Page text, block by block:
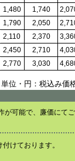
1,480 1,740
1,790 2,050
2,110 2,370
2,450 2,710
2,770 3,030
位・円：税込み価格
が可能で、廉価にてご
けております。